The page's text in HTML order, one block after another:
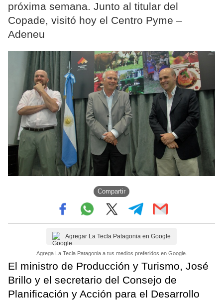
próxima semana. Junto al titular del
Copade, visitó hoy el Centro Pyme –
Adeneu
Compartir
Agregar La Tecla Patagonia en Google
Agrega La Tecla Patagonia a tus medios preferidos en Google.
El ministro de Producción y Turismo, José
Brillo y el secretario del Consejo de
Planificación y Acción para el Desarrollo